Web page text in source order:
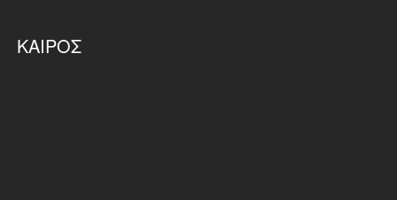
ΚΑΙΡΌΣ